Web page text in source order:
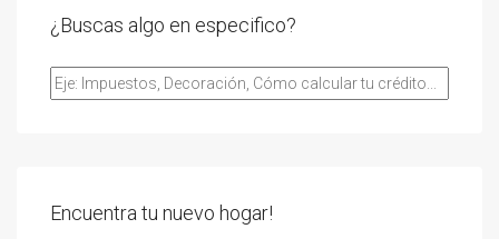
¿Buscas algo en especifico?
Encuentra tu nuevo hogar!